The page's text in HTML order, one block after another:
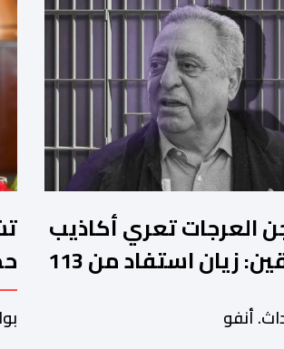
العرجات تعري أكاذيب
المهرطقين: زيان استفاد من 113
أنفو